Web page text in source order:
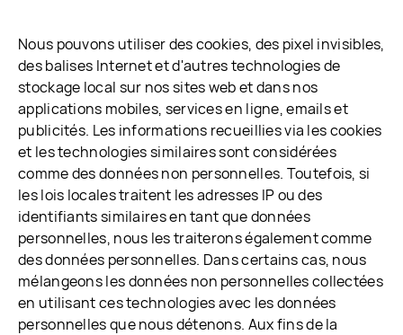
Nous pouvons utiliser des cookies, des pixel invisibles,
des balises Internet et d'autres technologies de
stockage local sur nos sites web et dans nos
applications mobiles, services en ligne, emails et
publicités. Les informations recueillies via les cookies
et les technologies similaires sont considérées
comme des données non personnelles. Toutefois, si
les lois locales traitent les adresses IP ou des
identifiants similaires en tant que données
personnelles, nous les traiterons également comme
des données personnelles. Dans certains cas, nous
mélangeons les données non personnelles collectées
en utilisant ces technologies avec les données
personnelles que nous détenons. Aux fins de la